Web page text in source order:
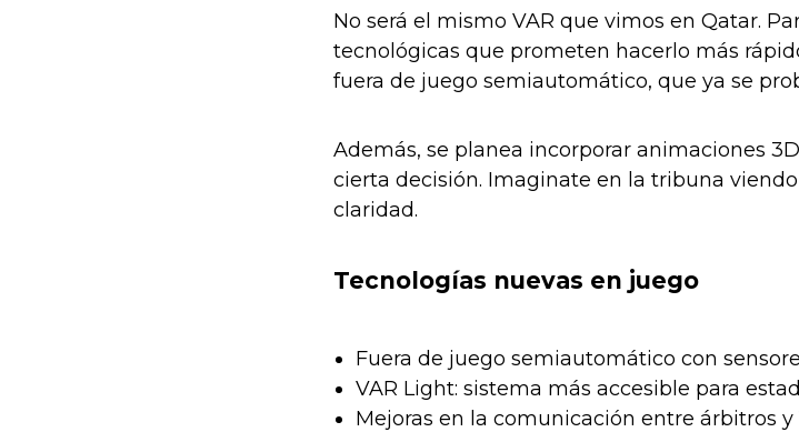
No será el mismo VAR que vimos en Qatar.
tecnológicas que prometen hacerlo más
fuera de juego semiautomático, que ya se
Además, se planea incorporar animaciones
cierta decisión. Imaginate en la tribuna
claridad.
Tecnologías nuevas en juego
Fuera de juego semiautomático con
VAR Light: sistema más accesible para
Mejoras en la comunicación entre árbitros